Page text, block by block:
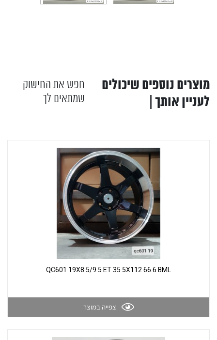
מוצרים נוספים שיכולים
לעניין אותך |
חפש את החישוק
שמתאים לך
QC601 19X8.5/9.5 ET 35 5X112 66.6 BML
צפייה במוצר